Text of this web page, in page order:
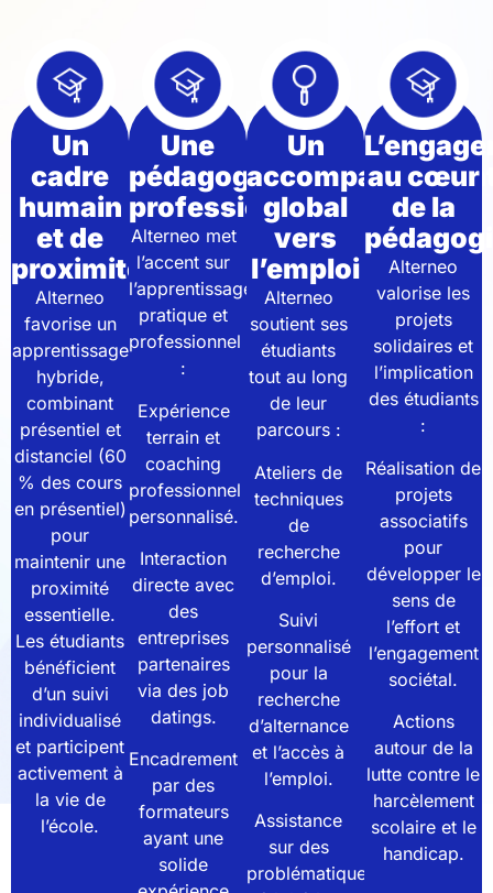
Un
cadre
humain
et de
proximité
Alterneo
favorise un
apprentissage
hybride,
combinant
présentiel et
distanciel (60
% des cours
en présentiel)
pour
maintenir une
proximité
essentielle.
Les étudiants
bénéficient
d’un suivi
individualisé
et participent
activement à
la vie de
l’école.
Une
pédagogie
professionnalisante
Alterneo met
l’accent sur
l’apprentissage
pratique et
professionnel
:
Expérience
terrain et
coaching
professionnel
personnalisé.
Interaction
directe avec
des
entreprises
partenaires
via des job
datings.
Encadrement
par des
formateurs
ayant une
solide
Un
global
vers
l’emploi
Alterneo
soutient ses
étudiants
tout au long
de leur
parcours :
Ateliers de
techniques
de
recherche
d’emploi.
Suivi
personnalisé
pour la
recherche
d’alternance
et l’accès à
l’emploi.
Assistance
sur des
problématiques
au cœur
de la
Alterneo
valorise les
projets
solidaires et
l’implication
des étudiants
:
Réalisation de
projets
associatifs
pour
développer le
sens de
l’effort et
l’engagement
sociétal.
Actions
autour de la
lutte contre le
harcèlement
scolaire et le
handicap.